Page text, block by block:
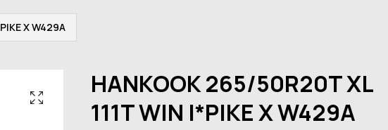
X W429A
HANKOOK 265/50R20T XL
111T WIN I*PIKE X W429A